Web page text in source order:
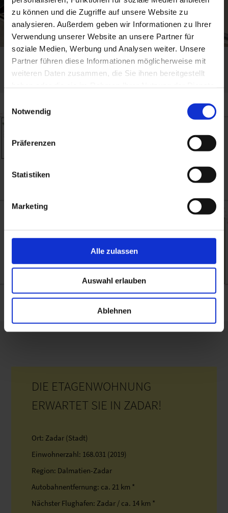
zu können und die Zugriffe auf unsere Website zu
analysieren. Außerdem geben wir Informationen zu Ihrer
Verwendung unserer Website an unsere Partner für
soziale Medien, Werbung und Analysen weiter. Unsere
Partner führen diese Informationen möglicherweise mit
weiteren Daten zusammen, die Sie ihnen bereitgestellt
Notwendig
Präferenzen
Statistiken
Marketing
Alle zulassen
Auswahl erlauben
Ablehnen
DIE ETAGENWOHNUNG
ERWARTET SIE IN ZADAR!
Ort: Zadar (Stadt)
Einwohnerzahl: 168.031 (2019)
Region: Dalmatien-Zadar
Autobahnentfernung: ca. 21 km *
Nächster Flughafen: Zadar / ca. 14 km *